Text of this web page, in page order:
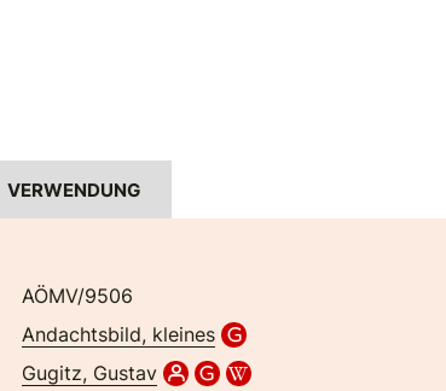
VERWENDUNG
AÖMV/9506
Andachtsbild, kleines
Gugitz, Gustav